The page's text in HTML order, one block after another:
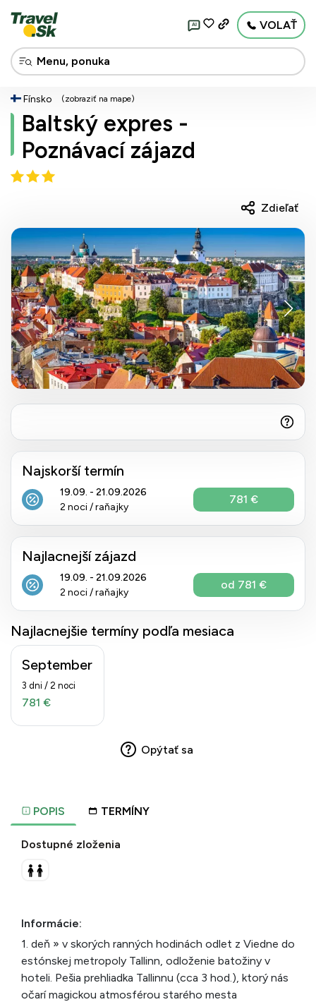
AI VOLAŤ
Fínsko (zobraziť na mape)
Baltský expres -
Poznávací zájazd
Zdieľať
POPIS TERMÍNY
Dostupné zloženia
Informácie:
1. deň » v skorých ranných hodinách odlet z Viedne do
estónskej metropoly Tallinn, odloženie batožiny v
hoteli. Pešia prehliadka Tallinnu (cca 3 hod.), ktorý nás
očarí magickou atmosférou starého mesta
Najskorší termín
19.09. - 21.09.2026
2 noci / raňajky
781 €
Najlacnejší zájazd
19.09. - 21.09.2026
2 noci / raňajky
od 781 €
Najlacnejšie termíny podľa mesiaca
September
3 dni / 2 noci
781 €
Opýtať sa